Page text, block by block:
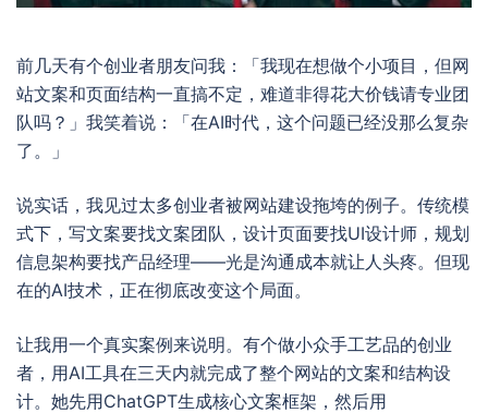
前几天有个创业者朋友问我：「我现在想做个小项目，但网
站文案和页面结构一直搞不定，难道非得花大价钱请专业团
队吗？」我笑着说：「在AI时代，这个问题已经没那么复杂
了。」
说实话，我见过太多创业者被网站建设拖垮的例子。传统模
式下，写文案要找文案团队，设计页面要找UI设计师，规划
信息架构要找产品经理——光是沟通成本就让人头疼。但现
在的AI技术，正在彻底改变这个局面。
让我用一个真实案例来说明。有个做小众手工艺品的创业
者，用AI工具在三天内就完成了整个网站的文案和结构设
计。她先用ChatGPT生成核心文案框架，然后用